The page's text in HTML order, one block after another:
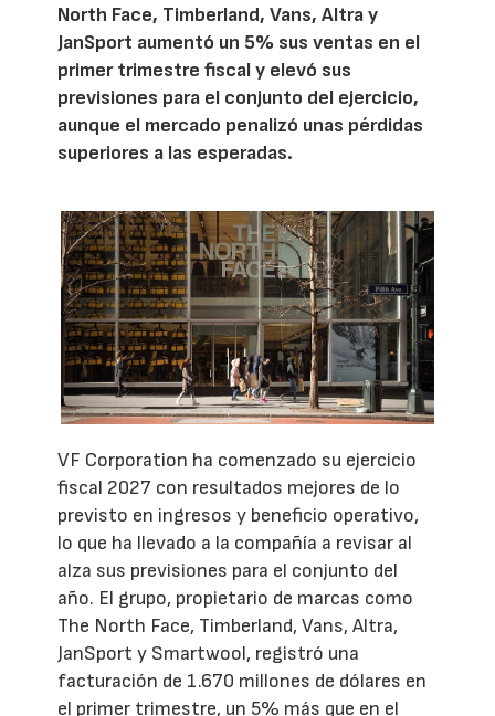
North Face, Timberland, Vans, Altra y
JanSport aumentó un 5% sus ventas en el
primer trimestre fiscal y elevó sus
previsiones para el conjunto del ejercicio,
aunque el mercado penalizó unas pérdidas
superiores a las esperadas.
VF Corporation ha comenzado su ejercicio
fiscal 2027 con resultados mejores de lo
previsto en ingresos y beneficio operativo,
lo que ha llevado a la compañía a revisar al
alza sus previsiones para el conjunto del
año. El grupo, propietario de marcas como
The North Face, Timberland, Vans, Altra,
JanSport y Smartwool, registró una
facturación de 1.670 millones de dólares en
el primer trimestre, un 5% más que en el